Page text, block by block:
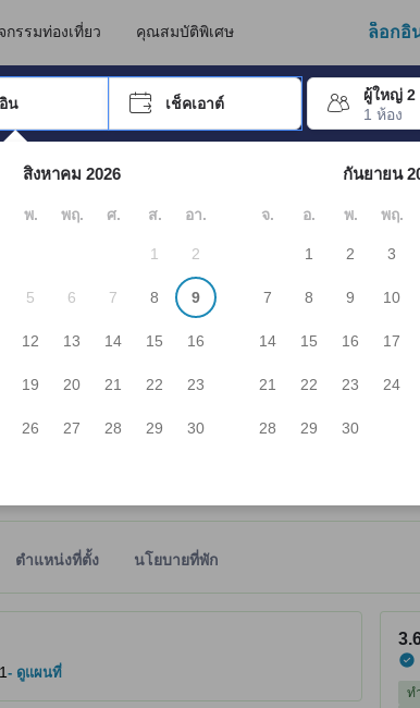
กรรมท่องเที่ยว คุณสมบัติพิเศษ ล็อกอิ
ที่ต้องการ แล้วกดปุ่ม Enter เพื่อเลือก
น เช็คเอาต์
ผู้ใหญ่ 2
1 ห้อง
เลือกวันที่ ใช้ปุ่มลูกศรเพื่อเลือกวันเช็คอินและเช็คเอาต์ เมื่อไป
สิงหาคม 2026
พ. พฤ. ศ. ส. อา.
1 2
5 6 7 8 9
12 13 14 15 16
19 20 21 22 23
26 27 28 29 30
กันยายน
จ. อ. พ. พฤ.
1 2 3
7 8 9 10
14 15 16 17
21 22 23 24
28 29 30
ตำแหน่งที่ตั้ง นโยบายที่พัก
- ดูแผนที่
ท
นนรีวิวและความคิดเห็นที่แสดงบน JAPANiCAN จึงมาจากป